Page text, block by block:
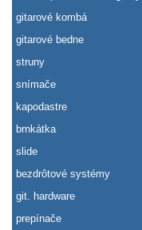
gitarové kombá
gitarové bedne
struny
snímače
kapodastre
brnkátka
slide
bezdrôtové systémy
git. hardware
prepínače